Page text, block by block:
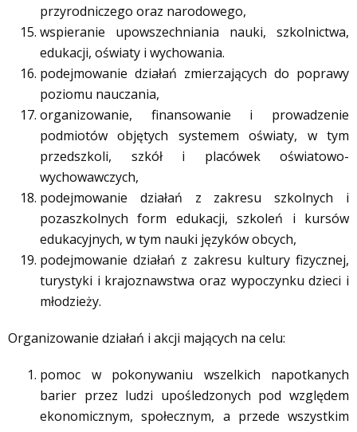
przyrodniczego oraz narodowego,
wspieranie upowszechniania nauki, szkolnictwa,
edukacji, oświaty i wychowania.
podejmowanie działań zmierzających do poprawy
poziomu nauczania,
organizowanie, finansowanie i prowadzenie
podmiotów objętych systemem oświaty, w tym
przedszkoli, szkół i placówek oświatowo-
wychowawczych,
podejmowanie działań z zakresu szkolnych i
pozaszkolnych form edukacji, szkoleń i kursów
edukacyjnych, w tym nauki języków obcych,
podejmowanie działań z zakresu kultury fizycznej,
turystyki i krajoznawstwa oraz wypoczynku dzieci i
młodzieży.
Organizowanie działań i akcji mających na celu:
pomoc w pokonywaniu wszelkich napotkanych
barier przez ludzi upośledzonych pod względem
ekonomicznym, społecznym, a przede wszystkim